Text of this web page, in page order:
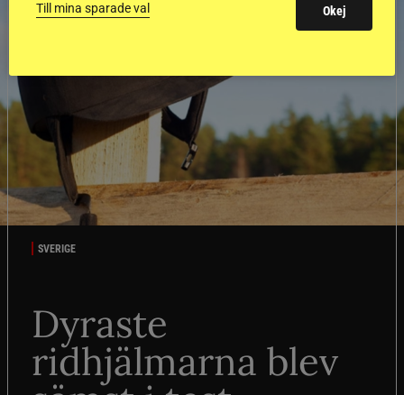
SVERIGE
Dyraste
ridhjälmarna blev
Till mina sparade val Okej